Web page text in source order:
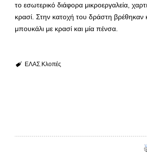
το εσωτερικό διάφορα μικροεργαλεία,
κρασί. Στην κατοχή του δράστη βρέθηκαν
μπουκάλι με κρασί και μία πένσα.
ΕΛΑΣ Κλοπές